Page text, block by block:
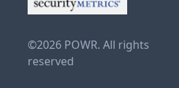
©2026 POWR. All rights
reserved